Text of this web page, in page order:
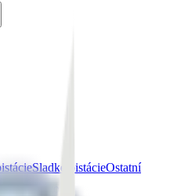
Sladké pistácieOstatní
kategorie